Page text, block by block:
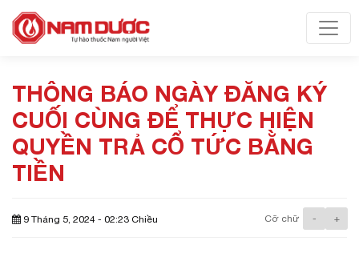
THÔNG BÁO NGÀY ĐĂNG KÝ
CUỐI CÙNG ĐỂ THỰC HIỆN
QUYỀN TRẢ CỔ TỨC BẰNG
TIỀN
9 Tháng 5, 2024 - 02:23 Chiều Cỡ chữ - +